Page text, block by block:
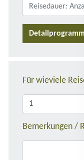
Für wieviele
Bemerkungen /